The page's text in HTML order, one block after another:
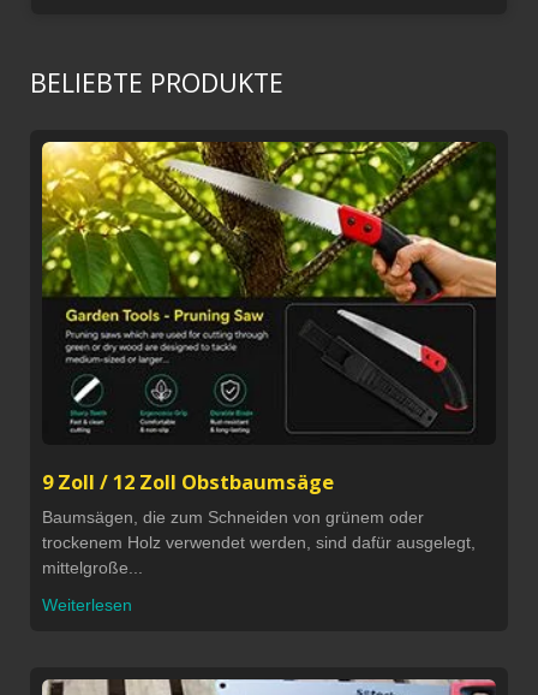
BELIEBTE PRODUKTE
9 Zoll / 12 Zoll Obstbaumsäge
Baumsägen, die zum Schneiden von grünem oder
trockenem Holz verwendet werden, sind dafür ausgelegt,
mittelgroße...
Weiterlesen